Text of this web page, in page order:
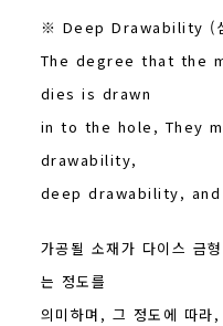
※ Deep Drawability (
The degree that the
dies is drawn
in to the hole, They
drawability,
deep drawability,
가공될 소재가 다이스 금
는 정도를
의미하며, 그 정도에 따라